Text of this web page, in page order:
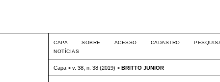
CAPA SOBRE ACESSO CADASTRO
NOTÍCIAS
Capa > v. 38, n. 38 (2019) > BRITTO JUNIOR